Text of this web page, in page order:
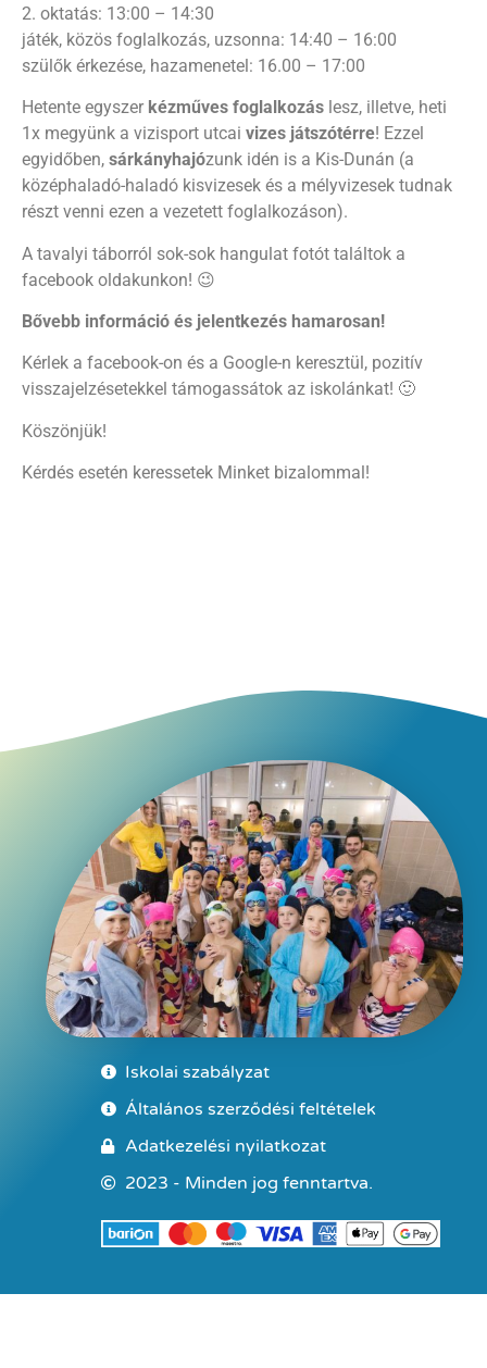
2. oktatás: 13:00 – 14:30
játék, közös foglalkozás, uzsonna: 14:40 – 16:00
szülők érkezése, hazamenetel: 16.00 – 17:00
Hetente egyszer kézműves foglalkozás lesz, illetve, heti
1x megyünk a vizisport utcai vizes játszótérre! Ezzel
egyidőben, sárkányhajózunk idén is a Kis-Dunán (a
középhaladó-haladó kisvizesek és a mélyvizesek tudnak
részt venni ezen a vezetett foglalkozáson).
A tavalyi táborról sok-sok hangulat fotót találtok a
facebook oldakunkon! 😉
Bővebb információ és jelentkezés hamarosan!
Kérlek a facebook-on és a Google-n keresztül, pozitív
visszajelzésetekkel támogassátok az iskolánkat! 🙂
Köszönjük!
Kérdés esetén keressetek Minket bizalommal!
Iskolai szabályzat
Általános szerződési feltételek
Adatkezelési nyilatkozat
2023 - Minden jog fenntartva.